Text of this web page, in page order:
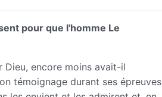
pour que l'homme Le
Dieu, encore moins avait-il
témoignage durant ses épreuves